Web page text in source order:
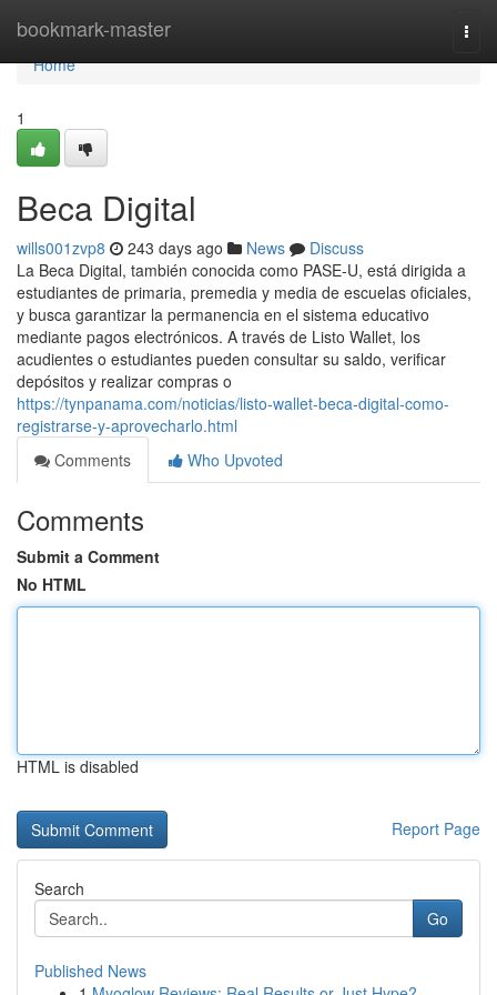
bookmark-master
Home
Home
1
Beca Digital
wills001zvp8 243 days ago News
Discuss
La Beca Digital, también conocida como PASE-U, está dirigida a
estudiantes de primaria, premedia y media de escuelas oficiales,
y busca garantizar la permanencia en el sistema educativo
mediante pagos electrónicos. A través de Listo Wallet, los
acudientes o estudiantes pueden consultar su saldo, verificar
depósitos y realizar compras o
https://tynpanama.com/noticias/listo-wallet-beca-digital-como-
registrarse-y-aprovecharlo.html
Comments
Who Upvoted
Comments
Submit a Comment
No HTML
HTML is disabled
Report Page
Search
Go
Published News